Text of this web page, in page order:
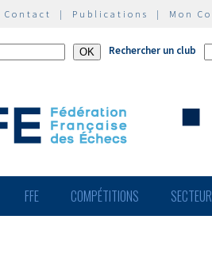
Contact | Publications | Mon
Rechercher un club
FFE COMPÉTITIONS